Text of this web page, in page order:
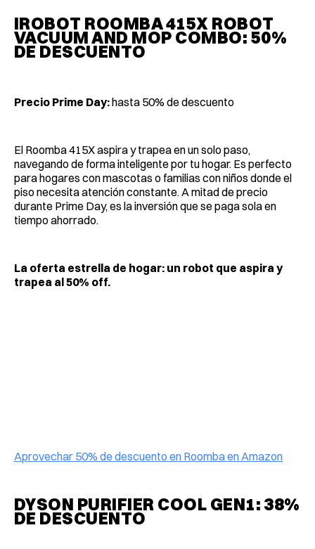
IROBOT ROOMBA 415X ROBOT
VACUUM AND MOP COMBO: 50%
DE DESCUENTO
Precio Prime Day:hasta 50% de descuento
El Roomba 415X aspira y trapea en un solo paso,
navegando de forma inteligente por tu hogar. Es perfecto
para hogares con mascotas o familias con niños donde el
piso necesita atención constante. A mitad de precio
durante Prime Day, es la inversión que se paga sola en
tiempo ahorrado.
La oferta estrella de hogar: un robot que aspira y
trapea al 50% off.
Aprovechar 50% de descuento en Roomba en Amazon
DYSON PURIFIER COOL GEN1: 38%
DE DESCUENTO